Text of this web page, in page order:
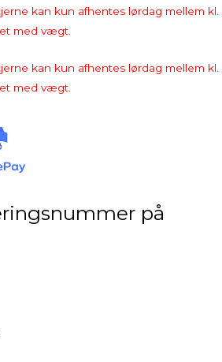
kan kun afhentes lørdag mellem kl.
med vægt.
kan kun afhentes lørdag mellem kl.
med vægt.
på